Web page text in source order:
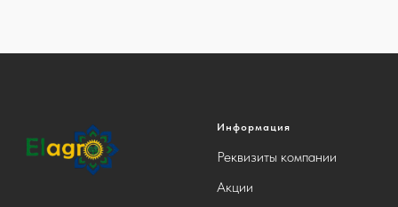
Информация
Реквизиты компании
Акции